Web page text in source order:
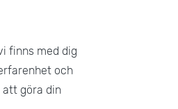
finns med dig
och
att göra din